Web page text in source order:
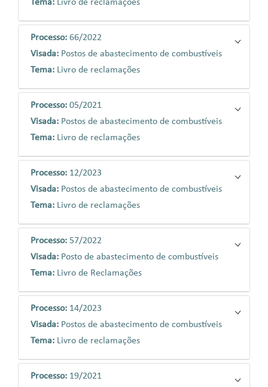
Tema: Livro de reclamações
Processo: 66/2022
Visada: Postos de abastecimento de combustíveis
Tema: Livro de reclamações
Processo: 05/2021
Visada: Postos de abastecimento de combustíveis
Tema: Livro de reclamações
Processo: 12/2023
Visada: Postos de abastecimento de combustíveis
Tema: Livro de reclamações
Processo: 57/2022
Visada: Posto de abastecimento de combustíveis
Tema: Livro de Reclamações
Processo: 14/2023
Visada: Postos de abastecimento de combustíveis
Tema: Livro de reclamações
Processo: 19/2021